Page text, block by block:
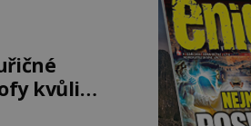
kvůli